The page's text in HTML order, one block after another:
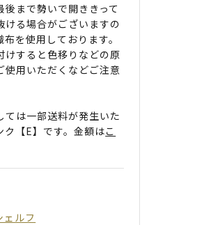
まで勢いで開ききって
ける場合がございますの
を使用しております。
けすると色移りなどの原
用いただくなどご注意
は一部送料が発生いた
ク【E】です。金額はこ
ルフ